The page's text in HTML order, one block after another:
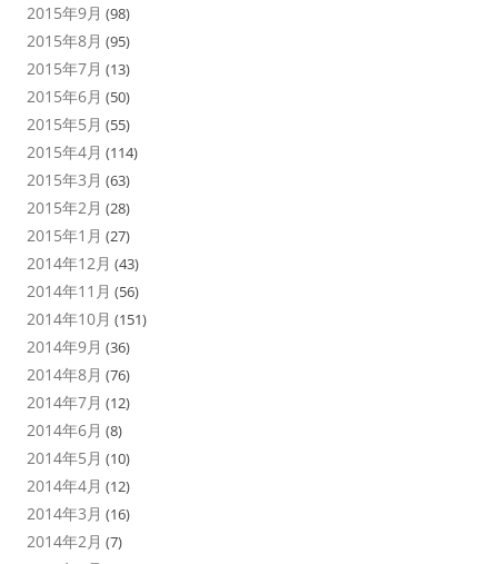
2015年9月 (98)
2015年8月 (95)
2015年7月 (13)
2015年6月 (50)
2015年5月 (55)
2015年4月 (114)
2015年3月 (63)
2015年2月 (28)
2015年1月 (27)
2014年12月 (43)
2014年11月 (56)
2014年10月 (151)
2014年9月 (36)
2014年8月 (76)
2014年7月 (12)
2014年6月 (8)
2014年5月 (10)
2014年4月 (12)
2014年3月 (16)
2014年2月 (7)